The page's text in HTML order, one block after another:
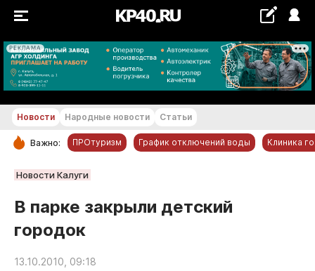
РЕКЛАМА
+20...+21 °С
РУБРИКИ
Новости компаний
Статьи
Народные новости
Новости Народные новости Статьи
Важно: ПРОтуризм График отключений воды Клиника
Новости Калуги
В парке закрыли детский
городок
13.10.2010, 09:18